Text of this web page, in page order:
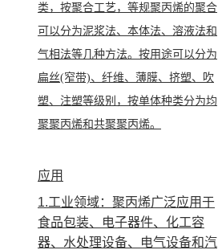
类，按聚合工艺，等规聚丙烯的聚合
可以分为泥浆法、本体法、溶液法和
气相法等几种方法。按用途可以分为
扁丝(窄带)、纤维、薄膜、挤塑、吹
塑、注塑等级别，按单体种类分为均
聚聚丙烯和共聚聚丙烯。
应用
1.工业领域：聚丙烯广泛应用于
食品包装、电子器件、化工容
器、水处理设备、电气设备和汽